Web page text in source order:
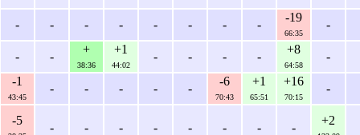
- - - - - - - -
-19
66:35
-
- -
+
38:36
+1
44:02
- - - -
+8
64:58
-
-1
43:45
- - - - -
-6
70:43
+1
65:51
+16
70:15
-
-5
- - - - - - - -
+2